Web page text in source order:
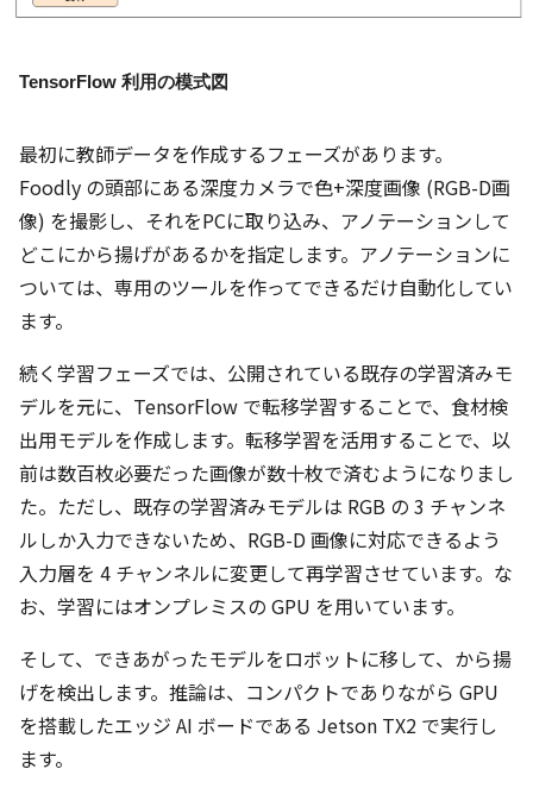
TensorFlow 利用の模式図
最初に教師データを作成するフェーズがあります。
Foodly の頭部にある深度カメラで色+深度画像 (RGB-D画
像) を撮影し、それをPCに取り込み、アノテーションして
どこにから揚げがあるかを指定します。アノテーションに
ついては、専用のツールを作ってできるだけ自動化してい
ます。
続く学習フェーズでは、公開されている既存の学習済みモ
デルを元に、TensorFlow で転移学習することで、食材検
出用モデルを作成します。転移学習を活用することで、以
前は数百枚必要だった画像が数十枚で済むようになりまし
た。ただし、既存の学習済みモデルは RGB の 3 チャンネ
ルしか入力できないため、RGB-D 画像に対応できるよう
入力層を 4 チャンネルに変更して再学習させています。な
お、学習にはオンプレミスの GPU を用いています。
そして、できあがったモデルをロボットに移して、から揚
げを検出します。推論は、コンパクトでありながら GPU
を搭載したエッジ AI ボードである Jetson TX2 で実行し
ます。